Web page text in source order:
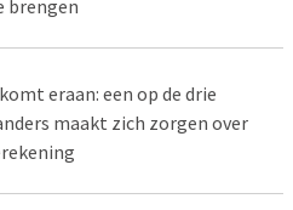
brengen
eraan: een op de drie
maakt zich zorgen over